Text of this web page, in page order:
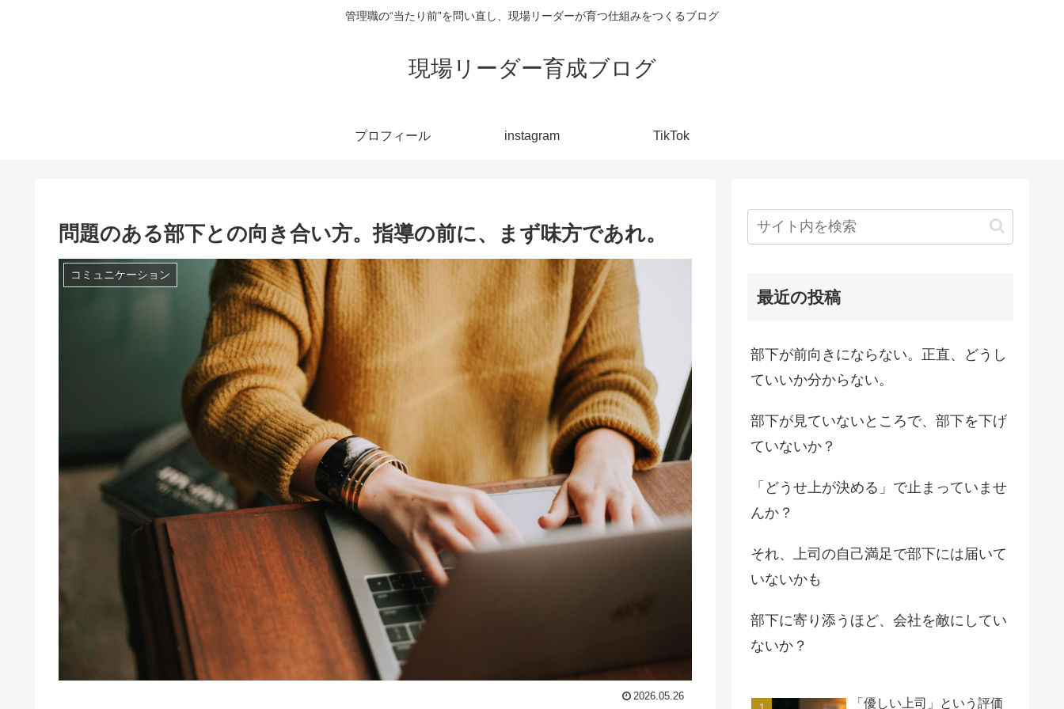
管理職の“当たり前”を問い直し、現場リーダーが育つ仕組みをつくるブログ
現場リーダー育成ブログ
プロフィール instagram TikTok
問題のある部下との向き合い方。指導の前に、まず味方であれ。
コミュニケーション
2026.05.26
最近の投稿
部下が前向きにならない。正直、どうし
ていいか分からない。
部下が見ていないところで、部下を下げ
ていないか？
「どうせ上が決める」で止まっていませ
んか？
それ、上司の自己満足で部下には届いて
いないかも
部下に寄り添うほど、会社を敵にしてい
ないか？
「優しい上司」という評価